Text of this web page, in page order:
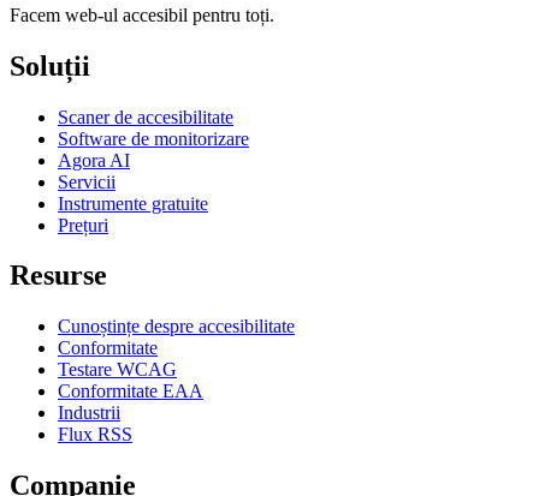
Facem web-ul accesibil pentru toți.
Soluții
Scaner de accesibilitate
Software de monitorizare
Agora AI
Servicii
Instrumente gratuite
Prețuri
Resurse
Cunoștințe despre accesibilitate
Conformitate
Testare WCAG
Conformitate EAA
Industrii
Flux RSS
Companie